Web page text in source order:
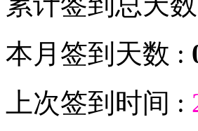
本月签到天数 :
上次签到时间 :